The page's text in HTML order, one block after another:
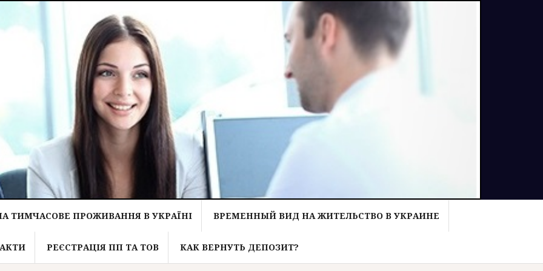
ТИМЧАСОВЕ ПРОЖИВАННЯ В УКРАЇНІ ВРЕМЕННЫЙ ВИД НА ЖИТЕЛЬСТВО В УКРАИНЕ
РЕЄСТРАЦІЯ ПП ТА ТОВ КАК ВЕРНУТЬ ДЕПОЗИТ?